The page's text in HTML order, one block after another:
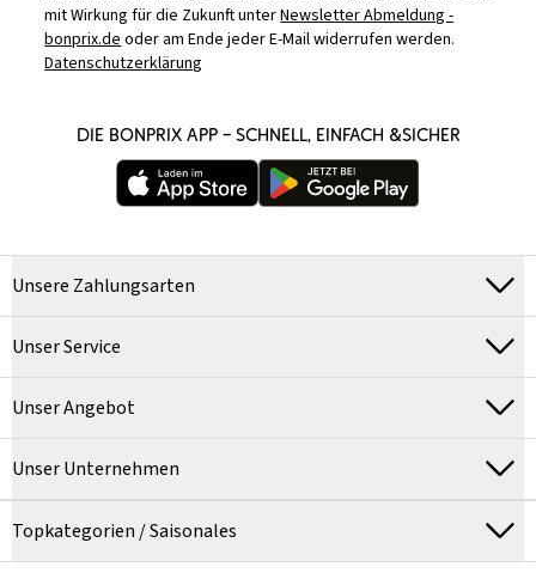
mit Wirkung für die Zukunft unterNewsletter Abmeldung -
bonprix.deoder am Ende jeder E-Mail widerrufen werden.
Datenschutzerklärung
DIE BONPRIX APP – SCHNELL, EINFACH &SICHER
Unsere Zahlungsarten
Unser Service
Unser Angebot
Unser Unternehmen
Topkategorien / Saisonales